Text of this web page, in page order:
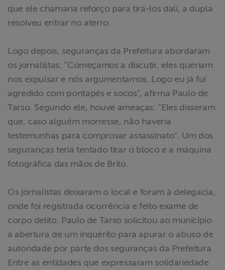
Doe para
ABRAJI
>> Conteúdo
exclusivo para
associados
Assine a nossa
newsletter
Fale Conosco
que ele chamaria reforço para tira-los dali, a dupla
resolveu entrar no aterro.
Logo depois, seguranças da Prefeitura abordaram
os jornalistas. “Começamos a discutir, eles queriam
nos expulsar e nós argumentamos. Logo eu já fui
agredido com pontapés e socos”, afirma Paulo de
Tarso. Segundo ele, houve ameaças: “Eles disseram
que, caso alguém morresse, não haveria
testemunhas para comprovar assassinato”. Um dos
seguranças teria tentado tirar o bloco e a máquina
fotográfica das mãos de Brito.
Os jornalistas deixaram o local e foram à delegacia,
onde foi registrada ocorrência e feito exame de
corpo delito. Paulo de Tarso solicitou ao município
a abertura de um inquérito para apurar o abuso de
autoridade por parte dos seguranças da Prefeitura.
Entre as entidades que expressaram solidariedade